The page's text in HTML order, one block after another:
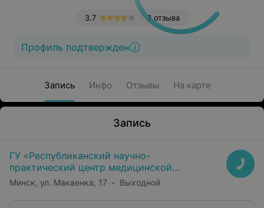
3 отзыва
3.7
Профиль подтвержден
Запись Инфо Отзывы На карте
Запись
ГУ «Республиканский научно-
практический центр медицинской
экспертизы и реабилитаци»
Минск, ул. Макаенка, 17 Выходной